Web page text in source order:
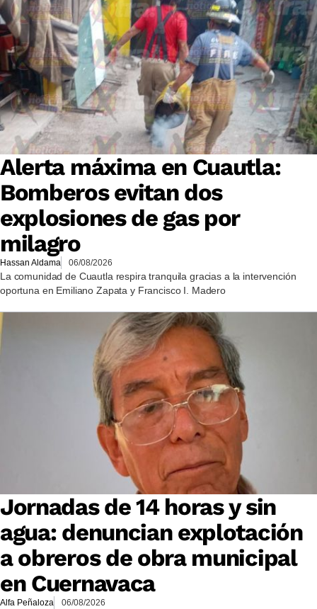
Alerta máxima en Cuautla:
Bomberos evitan dos
explosiones de gas por
milagro
Hassan Aldama 06/08/2026
La comunidad de Cuautla respira tranquila gracias a la intervención
oportuna en Emiliano Zapata y Francisco I. Madero
Jornadas de 14 horas y sin
agua: denuncian explotación
a obreros de obra municipal
en Cuernavaca
Alfa Peñaloza 06/08/2026